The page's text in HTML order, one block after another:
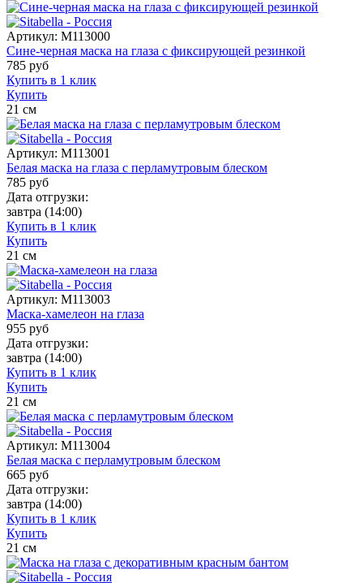
Артикул: M113000
Сине-черная маска на глаза с фиксирующей резинкой
785 руб
Купить в 1 клик
Купить
21 см
Артикул: M113001
Белая маска на глаза с перламутровым блеском
785 руб
Дата отгрузки:
завтра (14:00)
Купить в 1 клик
Купить
21 см
Артикул: M113003
Маска-хамелеон на глаза
955 руб
Дата отгрузки:
завтра (14:00)
Купить в 1 клик
Купить
21 см
Артикул: M113004
Белая маска с перламутровым блеском
665 руб
Дата отгрузки:
завтра (14:00)
Купить в 1 клик
Купить
21 см